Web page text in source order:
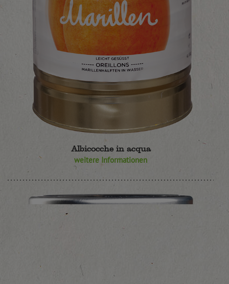
Albicocche in acqua
weitere Informationen